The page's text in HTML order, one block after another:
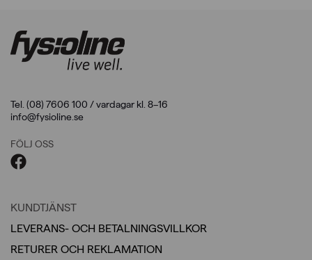
Tel. (08) 7606 100 / vardagar kl. 8–16
info@fysioline.se
FÖLJ OSS
KUNDTJÄNST
LEVERANS- OCH BETALNINGSVILLKOR
RETURER OCH REKLAMATION